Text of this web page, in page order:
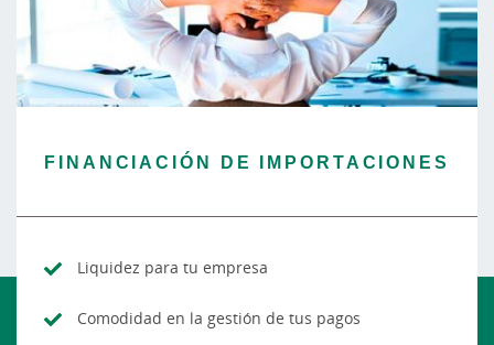
FINANCIACIÓN DE IMPORTACIONES
Liquidez para tu empresa
Comodidad en la gestión de tus pagos